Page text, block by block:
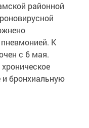
районной
К
с 6 мая.
и бронхиальную